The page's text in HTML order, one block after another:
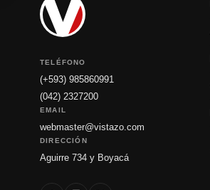
TELÉFONO
(+593) 985860991
(042) 2327200
EMAIL
webmaster@vistazo.com
DIRECCIÓN
Aguirre 734 y Boyacá